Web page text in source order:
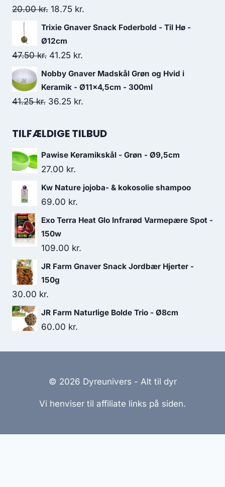
var:
156.25 kr.. 135.00 kr..
20.00kr. Den
oprindelige
pris
var:
20.00 kr..
18.75 kr.
aktuelle
18.75 kr..
Trixie Gnaver Snack Foderbold - Til Hø -
Ø12cm
47.50kr. Den
oprindelige
pris
var:
41.25 kr.
aktuelle
pris
Nobby Gnaver Madskål Grøn og Hvid i
Keramik - Ø11x4,5cm - 300ml
41.25kr. Den
pris
41.25 kr..
36.25 kr.
pris
36.25 kr..
TILFÆLDIGE TILBUD
Pawise Keramikskål - Grøn - Ø9,5cm
27.00 kr.
Kw Nature jojoba- & kokosolie shampoo
69.00 kr.
Exo Terra Heat Glo Infrarød Varmepære Spot -
150w
109.00 kr.
JR Farm Gnaver Snack Jordbær Hjerter -
150g
30.00 kr.
JR Farm Naturlige Bolde Trio - Ø8cm
60.00 kr.
© 2026 Dyreunivers - Alt til dyr
Vi henviser til affiliate links på siden.